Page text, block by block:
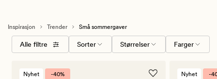
Inspirasjon Trender Små sommergaver
Alle filtre
Velg
sorteringsrekkefølge
Sorter Størrelser
Størrelser Farger
Farger
Nyhet -40% Nyhet -